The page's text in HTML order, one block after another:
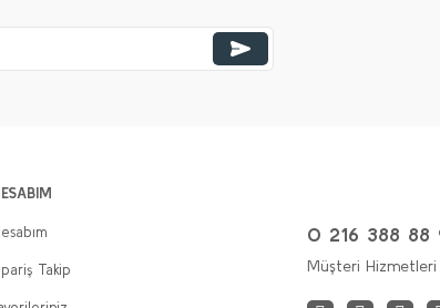
Takip
0 216 388 88
Müşteri Hizmetleri